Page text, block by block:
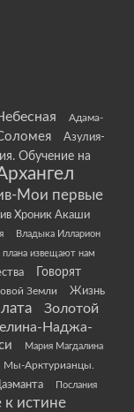
Адама-
Азулия-
Обучение на
Мои первые
Хроник Акаши
Владыка Илларион
плана извещают нам
Говорят
Земли
Жизнь
Золотой
Наджа-
Мария Магдалина
Мы-Арктурианцы.
Послания
истине